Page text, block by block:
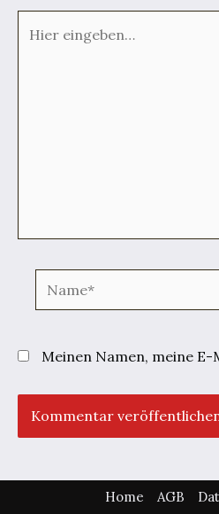
eingeben…
Name*
Meinen Namen, meine
Home AGB